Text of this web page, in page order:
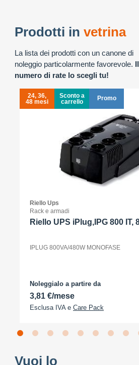
Prodotti in vetrina
La lista dei prodotti con un canone di
noleggio particolarmente favorevole. Il
numero di rate lo scegli tu!
24, 36,
48 mesi
Sconto a
carrello
Promo
Riello Ups
Rack e armadi
Riello UPS iPlug,IPG 800 IT,
IPLUG 800VA/480W MONOFASE
Noleggialo a partire da
3,81 €/mese
Esclusa IVA e Care Pack
Vuoi lo